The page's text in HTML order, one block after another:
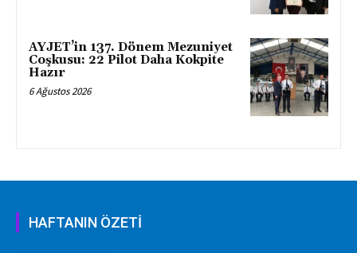
AYJET’in 137. Dönem Mezuniyet
Coşkusu: 22 Pilot Daha Kokpite
Hazır
6 Ağustos 2026
HAFTANIN ÖZETİ